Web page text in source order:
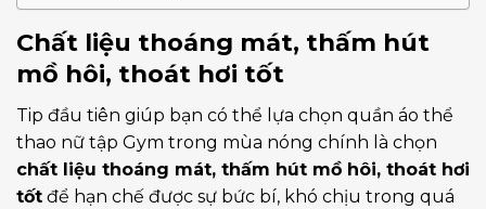
Chất liệu thoáng mát, thấm hút
mồ hôi, thoát hơi tốt
Tip đầu tiên giúp bạn có thể lựa chọn quần áo thể
thao nữ tập Gym trong mùa nóng chính là chọn
chất liệu thoáng mát, thấm hút mồ hôi, thoát hơi
tốt để hạn chế được sự bức bí, khó chịu trong quá